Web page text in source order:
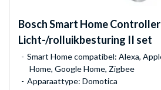
BoschSmart Home
Licht-/rolluikbesturing II set
Smart Home compatibel: Alexa,
Home, Google Home, Zigbee
Apparaattype: Domotica